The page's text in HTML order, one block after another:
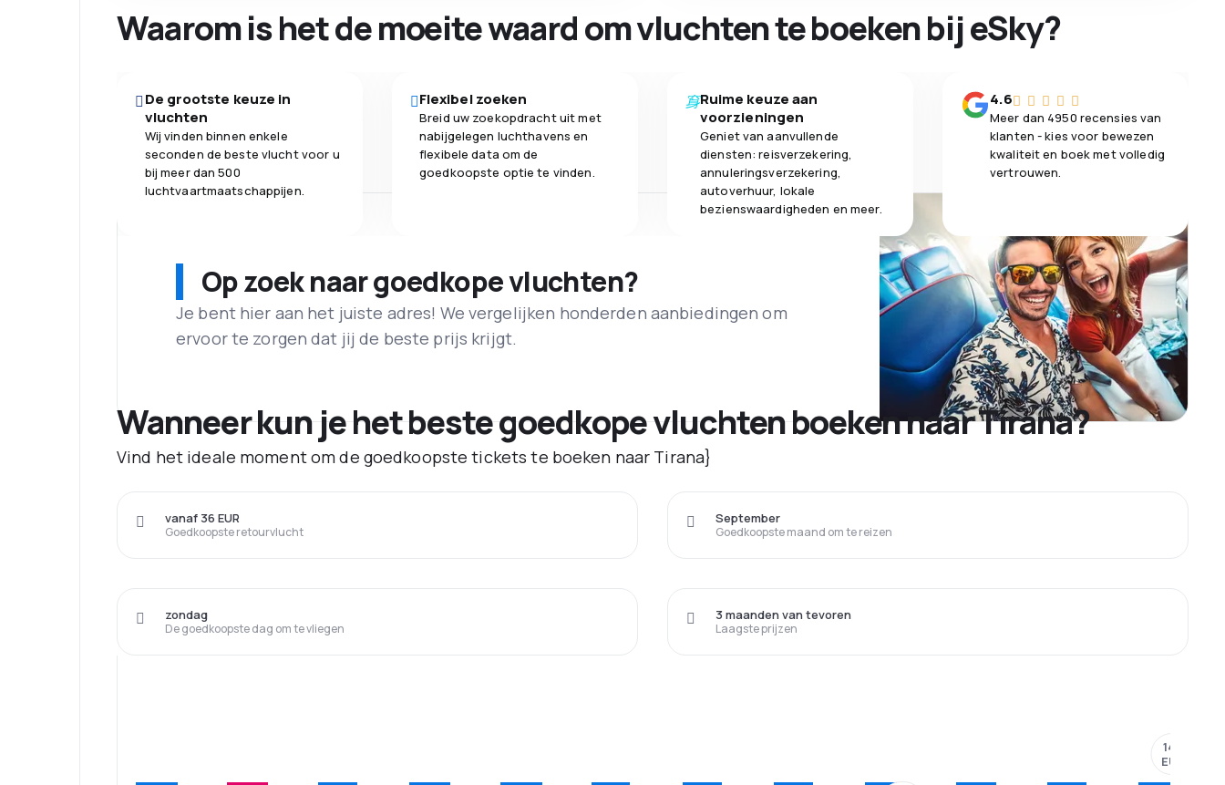
Waarom is het de moeite waard om vluchten te boeken bij eSky?
De grootste keuze in
vluchten
Wij vinden binnen enkele
seconden de beste vlucht voor u
bij meer dan 500
luchtvaartmaatschappijen.
Flexibel zoeken
Breid uw zoekopdracht uit met
nabijgelegen luchthavens en
flexibele data om de
goedkoopste optie te vinden.
Ruime keuze aan
voorzieningen
Geniet van aanvullende
diensten: reisverzekering,
annuleringsverzekering,
autoverhuur, lokale
bezienswaardigheden en meer.
4.6
Meer dan 4950 recensies van
klanten - kies voor bewezen
kwaliteit en boek met volledig
vertrouwen.
Op zoek naar goedkope vluchten?
Je bent hier aan het juiste adres! We vergelijken honderden aanbiedingen om
ervoor te zorgen dat jij de beste prijs krijgt.
Wanneer kun je het beste goedkope vluchten boeken naar Tirana?
Vind het ideale moment om de goedkoopste tickets te boeken naar Tirana}
Goedkoopste retourvlucht
vanaf 36 EUR
Goedkoopste maand om te reizen
September
De goedkoopste dag om te vliegen
zondag
Laagste prijzen
3 maanden van tevoren
143
EUR